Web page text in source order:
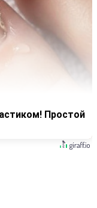
Простой